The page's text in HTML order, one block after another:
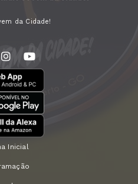
da Cidade!
Inicial